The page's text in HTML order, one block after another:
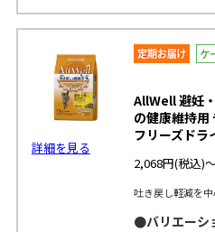
詳細を見る
AllWell 避妊
の健康維持用
フリーズドラ
2,068円(税込)
吐き戻し軽減を
●バリエーシ